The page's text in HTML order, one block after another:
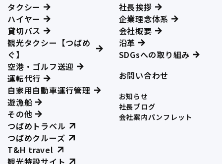
タクシー
ハイヤー
貸切バス
観光タクシー【つばめ
ぐ】
空港・ゴルフ送迎
運転代行
自家用自動車運行管理
遊漁船
その他
つばめトラベル
つばめクルーズ
T&H travel
観光特設サイト
社長挨拶
企業理念体系
会社概要
沿革
SDGsへの取り組み
お問い合わせ
お知らせ
社長ブログ
会社案内パンフレット